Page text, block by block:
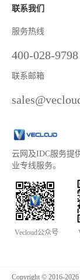
联系我们
服务热线
400-028-9798
联系邮箱
云网及IDC服务提
业专线服务。
Vecloud公众号
Copyright © 2016-